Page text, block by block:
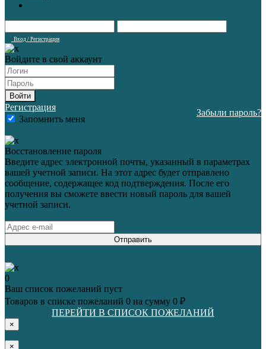
Вход / Регистрация
Войдите в свой аккаунт
Войти
Регистрация
Запомнить меня
Забыли пароль?
Восстановление пароля
Введите адрес электронной почты, указанный в параметрах
вашей учетной записи. На этот адрес будет отправлено
сообщение, содержащее код подтверждения. После его
получения вы сможете ввести новый пароль для вашей
учетной записи.
Отправить
0
Ваш список пожеланий пуст
Товаров в списке пожеланий 0 на сумму 0 ₽
ПЕРЕЙТИ В СПИСОК ПОЖЕЛАНИЙ
×
×